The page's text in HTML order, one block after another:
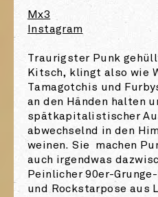
Mx3
Instagram
Traurigster Punk
Kitsch, klingt also wie
Tamagotchis und
an den Händen halten
spätkapitalistischer
abwechselnd in den
weinen. Sie machen
auch irgendwas
Peinlicher 90er-
und Rockstarpose aus